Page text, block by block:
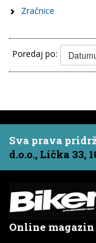
Zračnice
Poredaj po:
Sva prava
d.o.o., Lička 33,
Online magazin